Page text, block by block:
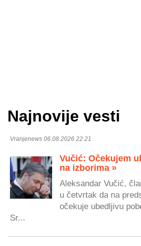
Najnovije vesti
Vranjenews 06.08.2026 22:21
Vučić: Očekujem
na izborima »
Aleksandar Vučić,
u četvrtak da na
očekuje ubedljivu
Sr...